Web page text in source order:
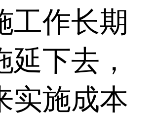
工作长期
延下去，
实施成本